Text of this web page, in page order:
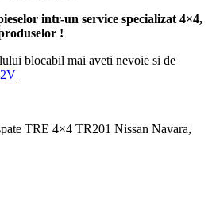
intr-un service specializat 4×4,
!
blocabil mai aveti nevoie si de
TRE 4×4 TR201 Nissan Navara,